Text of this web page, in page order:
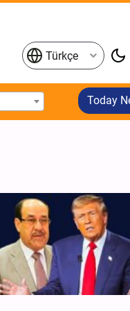
Türkçe
Today